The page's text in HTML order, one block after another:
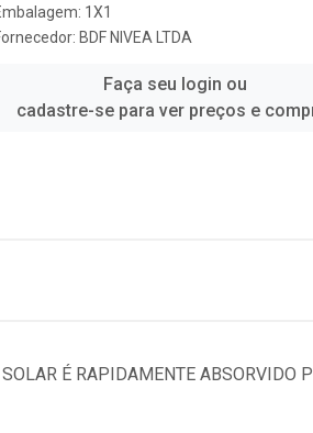
1X1
BDF NIVEA LTDA
Faça seu login ou
cadastre-se para ver preços e
É RAPIDAMENTE ABSORVIDO